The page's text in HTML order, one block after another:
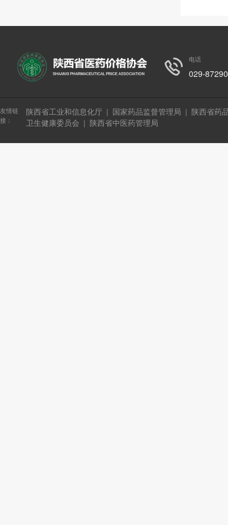
电话
029-
友情链
接：
陕西省工业和信息化厅 | 国家药品监督管理局 | 陕西省药
卫生健康委员会 | 陕西省中医药管理局